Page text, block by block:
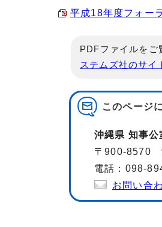
平成18年度フォー
PDFファイルをご
ステムズ社のサイ
このページ
沖縄県 知事
〒900-8570
電話：098-
お問い合